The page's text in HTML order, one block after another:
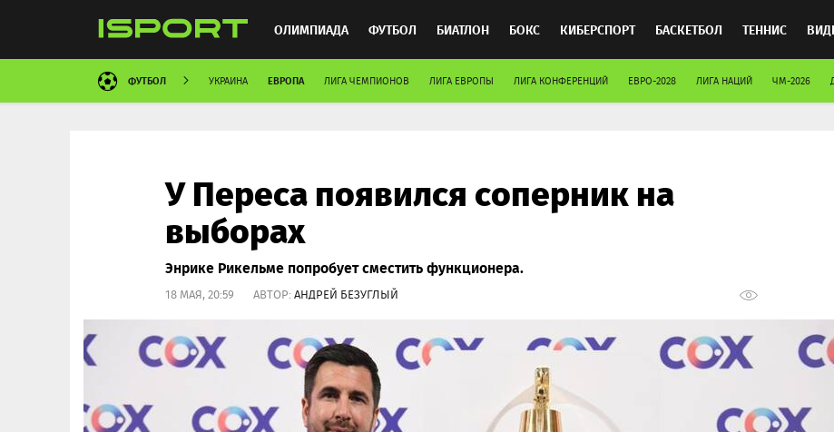
ОЛИМПИАДА ФУТБОЛ БИАТЛОН БОКС КИБЕРСПОРТ БАСКЕТБОЛ ТЕННИС
ХОККЕЙ ММА АВТОСПОРТ
ФУТБОЛ УКРАИНА ЕВРОПА ЛИГА ЧЕМПИОНОВ ЛИГА ЕВРОПЫ ЛИГА КОНФЕРЕНЦИЙ ЕВРО-2028 ЛИГА НАЦИЙ ЧМ-2026
У Переса появился соперник на
выборах
Энрике Рикельме попробует сместить функционера.
18 МАЯ, 20:59 АВТОР: АНДРЕЙ БЕЗУГЛЫЙ